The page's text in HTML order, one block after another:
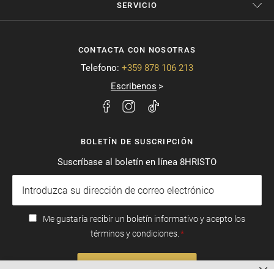
SERVICIO
CONTACTA CON NOSOTRAS
Telefono: +359 878 106 213
Escribenos
BOLETÍN DE SUSCRIPCIÓN
Suscríbase al boletín en línea 8HRISTO
Me gustaría recibir un boletín informativo y acepto los
términos y condiciones.